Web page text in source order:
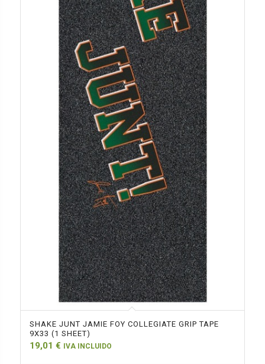
SHAKE JUNT JAMIE FOY COLLEGIATE GRIP TAPE
9X33 (1 SHEET)
19,01 € IVA INCLUIDO